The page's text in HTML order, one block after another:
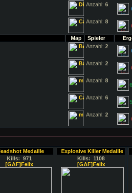
Anzahl: 6
Anzahl: 8
Map Spieler
Anzahl: 2
Anzahl: 2
Anzahl: 8
Anzahl: 6
Anzahl: 2
Medaille
Kills: 971
[GAF]Felix
Explosive Killer Medaille
Kills: 1108
[GAF]Felix